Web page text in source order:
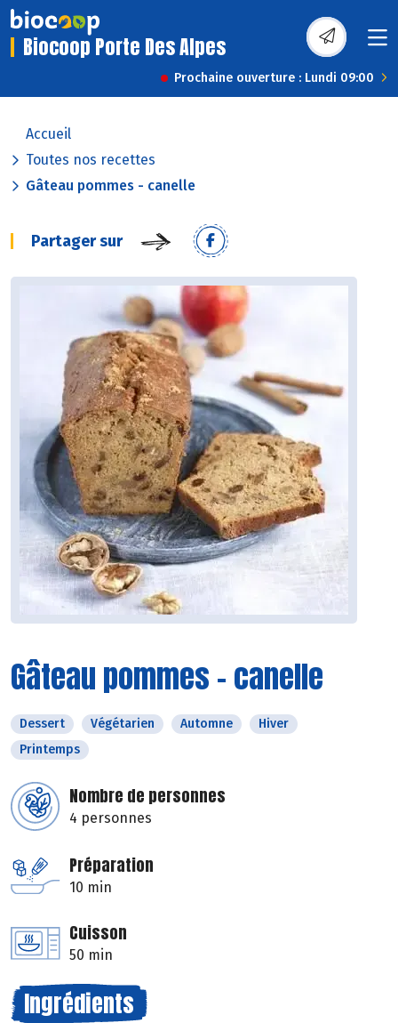
Biocoop Porte Des Alpes
Prochaine ouverture : Lundi 09:00
Accueil
Toutes nos recettes
Gâteau pommes - canelle
Partager sur
Gâteau pommes - canelle
Dessert Végétarien Automne
Hiver
Printemps
Nombre de personnes
4 personnes
Préparation
10 min
Cuisson
50 min
Ingrédients